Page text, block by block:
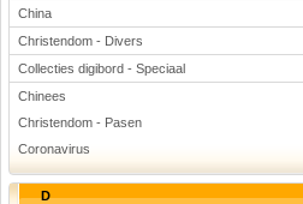
China
Christendom - Divers
Collecties digibord - Speciaal
Chinees
Christendom - Pasen
Coronavirus
D